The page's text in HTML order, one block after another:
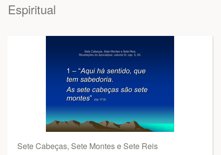
Espiritual
Sete Cabeças, Sete Montes e Sete Reis